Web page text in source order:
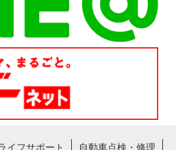
イフサポート 自動車点検・修理